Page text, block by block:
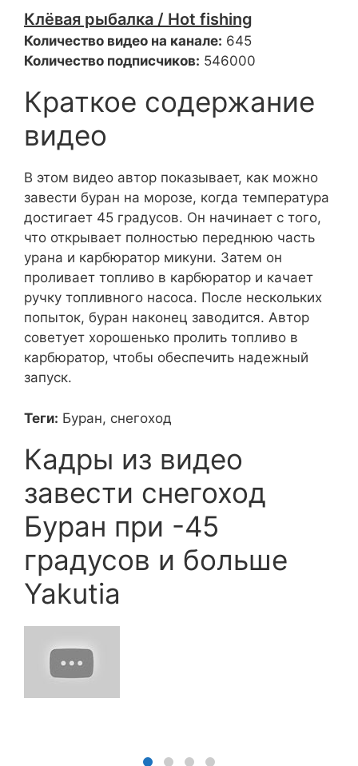
Клёвая рыбалка / Hot fishing
Количество видео на канале: 645
Количество подписчиков: 546000
Краткое содержание
видео
В этом видео автор показывает, как можно
завести буран на морозе, когда температура
достигает 45 градусов. Он начинает с того,
что открывает полностью переднюю часть
урана и карбюратор микуни. Затем он
проливает топливо в карбюратор и качает
ручку топливного насоса. После нескольких
попыток, буран наконец заводится. Автор
советует хорошенько пролить топливо в
карбюратор, чтобы обеспечить надежный
запуск.
Теги: Буран, снегоход
Кадры из видео
завести снегоход
Буран при -45
градусов и больше
Yakutia